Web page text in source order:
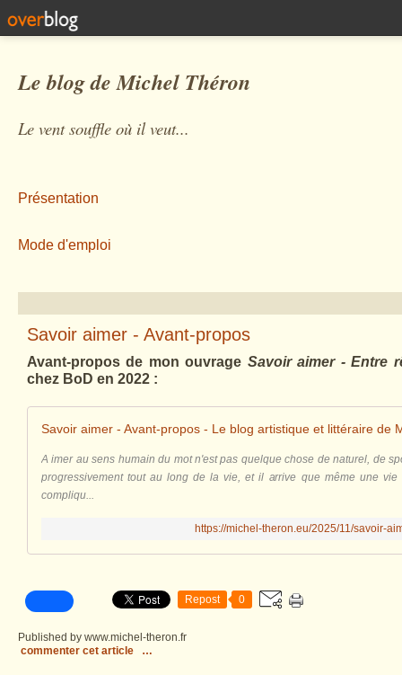
Le blog de Michel Théron
Le vent souffle où il veut...
Présentation
Mode d'emploi
Savoir aimer - Avant-propos
Avant-propos de mon ouvrage Savoir aimer - Entre
chez BoD en 2022 :
Savoir aimer - Avant-propos - Le blog artistique et littéraire de
A imer au sens humain du mot n'est pas quelque chose de naturel, de
progressivement tout au long de la vie, et il arrive que même une vie
compliqu...
https://michel-theron.eu/2025/11/savoir-
Repost 0
Published by www.michel-theron.fr
commenter cet article
…